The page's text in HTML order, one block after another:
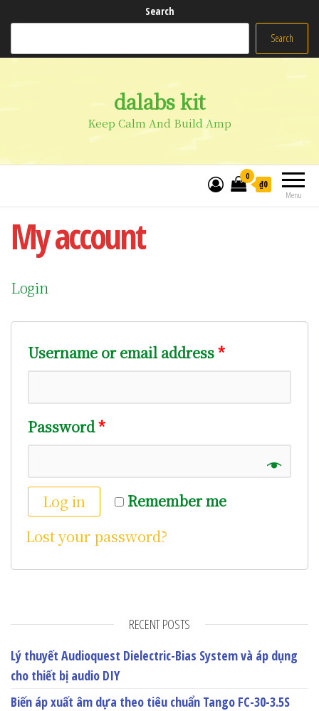
Search
Search
dalabs kit
Keep Calm And Build Amp
Menu
0
₫0
My account
Login
Username or email address*
Password*
Remember me
Log in
Lost your password?
RECENT POSTS
Lý thuyết Audioquest Dielectric-Bias System và áp dụng
cho thiết bị audio DIY
Biến áp xuất âm dựa theo tiêu chuẩn Tango FC-30-3.5S